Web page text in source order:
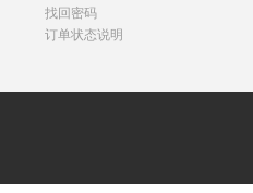
找回密码
订单状态说明